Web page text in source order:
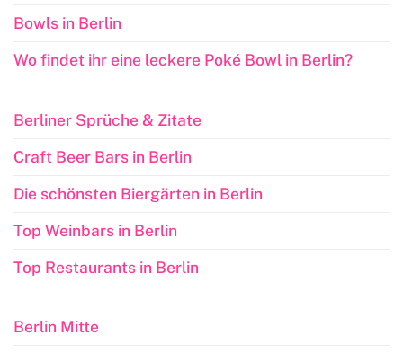
Bowls in Berlin
Wo findet ihr eine leckere Poké Bowl in Berlin?
Berliner Sprüche & Zitate
Craft Beer Bars in Berlin
Die schönsten Biergärten in Berlin
Top Weinbars in Berlin
Top Restaurants in Berlin
Berlin Mitte